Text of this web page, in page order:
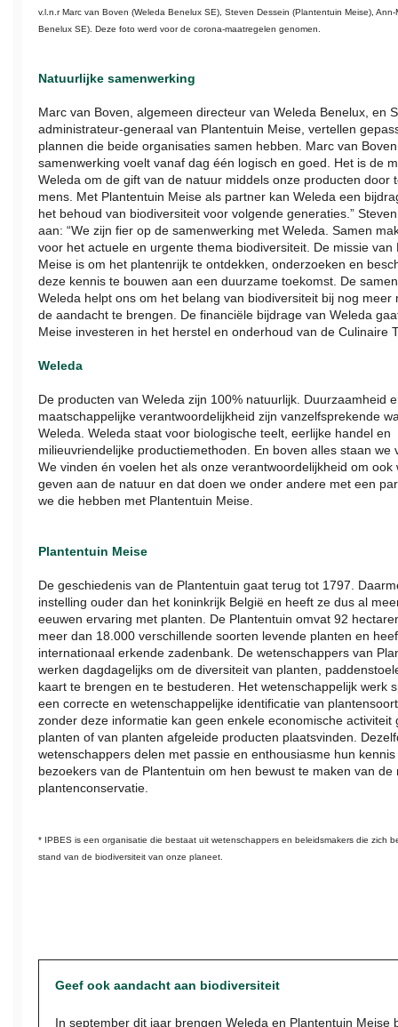
v.l.n.r Marc van Boven (Weleda Benelux SE), Steven Dessein (Plantentuin Meise),
Benelux SE). Deze foto werd voor de corona-maatregelen genomen.
Natuurlijke samenwerking
Marc van Boven, algemeen directeur van Weleda Benelux, en
administrateur-generaal van Plantentuin Meise, vertellen
plannen die beide organisaties samen hebben. Marc van
samenwerking voelt vanaf dag één logisch en goed. Het is de
Weleda om de gift van de natuur middels onze producten door
mens. Met Plantentuin Meise als partner kan Weleda een
het behoud van biodiversiteit voor volgende generaties.”
aan: “We zijn fier op de samenwerking met Weleda. Samen
voor het actuele en urgente thema biodiversiteit. De missie van
Meise is om het plantenrijk te ontdekken, onderzoeken en
deze kennis te bouwen aan een duurzame toekomst. De
Weleda helpt ons om het belang van biodiversiteit bij nog meer
de aandacht te brengen. De financiële bijdrage van Weleda
Meise investeren in het herstel en onderhoud van de Culinaire
Weleda
De producten van Weleda zijn 100% natuurlijk. Duurzaamheid
maatschappelijke verantwoordelijkheid zijn vanzelfsprekende
Weleda. Weleda staat voor biologische teelt, eerlijke handel en
milieuvriendelijke productiemethoden. En boven alles staan we
We vinden én voelen het als onze verantwoordelijkheid om ook
geven aan de natuur en dat doen we onder andere met een
we die hebben met Plantentuin Meise.
Plantentuin Meise
De geschiedenis van de Plantentuin gaat terug tot 1797.
instelling ouder dan het koninkrijk België en heeft ze dus al
eeuwen ervaring met planten. De Plantentuin omvat 92
meer dan 18.000 verschillende soorten levende planten en
internationaal erkende zadenbank. De wetenschappers van
werken dagdagelijks om de diversiteit van planten,
kaart te brengen en te bestuderen. Het wetenschappelijk werk
een correcte en wetenschappelijke identificatie van
zonder deze informatie kan geen enkele economische activiteit
planten of van planten afgeleide producten plaatsvinden.
wetenschappers delen met passie en enthousiasme hun
bezoekers van de Plantentuin om hen bewust te maken van de
plantenconservatie.
* IPBES is een organisatie die bestaat uit wetenschappers en beleidsmakers die zich
stand van de biodiversiteit van onze planeet.
Geef ook aandacht aan biodiversiteit
In september dit jaar brengen Weleda en Plantentuin Meise